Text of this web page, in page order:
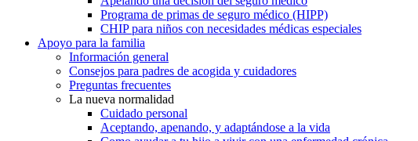
Programa de primas de seguro médico (HIPP)
CHIP para niños con necesidades médicas especiales
Apoyo para la familia
Información general
Consejos para padres de acogida y cuidadores
Preguntas frecuentes
La nueva normalidad
Cuidado personal
Aceptando, apenando, y adaptándose a la vida